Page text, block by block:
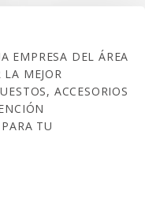
EMPRESA DEL ÁREA
MEJOR
ACCESORIOS
TU